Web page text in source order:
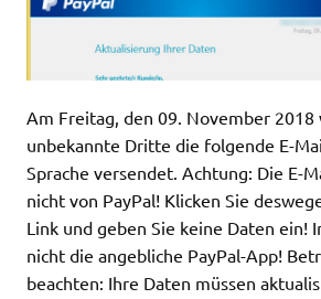
Am Freitag, den 09. November 2018
unbekannte Dritte die folgende E-
Sprache versendet. Achtung: Die E-
nicht von PayPal! Klicken Sie
Link und geben Sie keine Daten ein!
nicht die angebliche PayPal-App!
beachten: Ihre Daten müssen